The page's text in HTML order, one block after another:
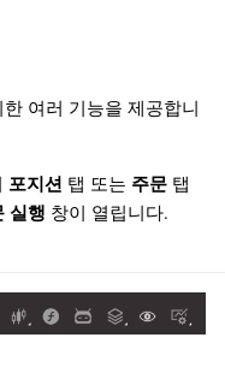
Melayu
Tiếng Việt
中文
日本語
여러 기능을 제공합니
포지션 탭 또는 주문 탭
실행 창이 열립니다.